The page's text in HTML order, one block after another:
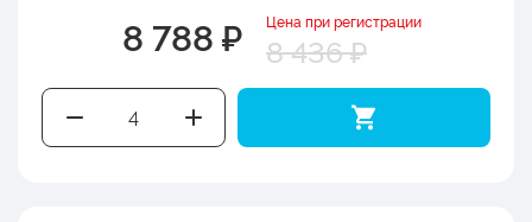
8 788 ₽ Цена при регистрации
8 436 ₽